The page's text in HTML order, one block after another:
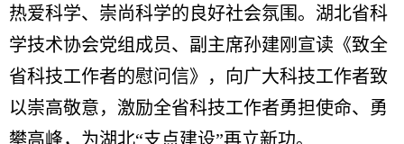
热爱科学、崇尚科学的良好社会氛围。湖北省科
学技术协会党组成员、副主席孙建刚宣读《致全
省科技工作者的慰问信》，向广大科技工作者致
以崇高敬意，激励全省科技工作者勇担使命、勇
攀高峰，为湖北“支点建设”再立新功。